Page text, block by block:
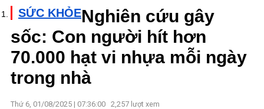
SỨC KHỎENghiên cứu gây
sốc: Con người hít hơn
70.000 hạt vi nhựa mỗi ngày
trong nhà
Thứ 6, 01/08/2025 | 07:36:00 2,257 lượt xem